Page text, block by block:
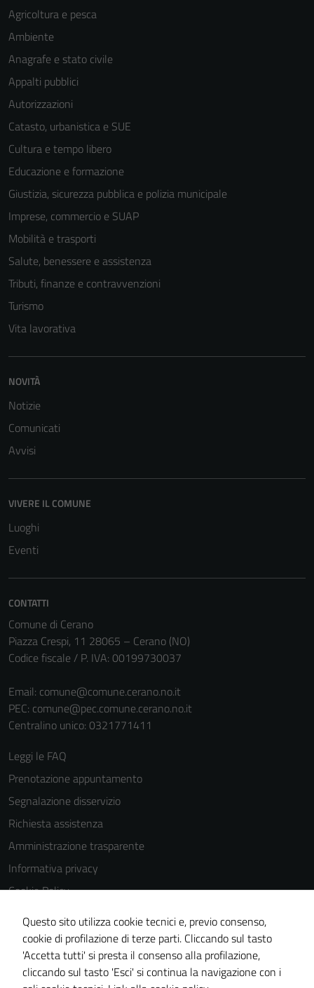
Agricoltura e pesca
Ambiente
Anagrafe e stato civile
Appalti pubblici
Autorizzazioni
Catasto, urbanistica e SUE
Cultura e tempo libero
Educazione e formazione
Giustizia, sicurezza pubblica e polizia municipale
Imprese, commercio e SUAP
Mobilità e trasporti
Salute, benessere e assistenza
Tributi, finanze e contravvenzioni
Turismo
Vita lavorativa
NOVITÀ
Notizie
Comunicati
Avvisi
VIVERE IL COMUNE
Luoghi
Eventi
CONTATTI
Comune di Cerano
Piazza Crespi, 11 28065 – Cerano (NO)
Codice fiscale / P. IVA: 00199730037
Email: comune@comune.cerano.no.it
PEC: comune@pec.comune.cerano.no.it
Centralino unico: 0321771411
Leggi le FAQ
Prenotazione appuntamento
Segnalazione disservizio
Richiesta assistenza
Amministrazione trasparente
Informativa privacy
Cookie Policy
Note legali
Dichiarazione di accessibilità
Piano di miglioramento del sito
Meccanismo di feedback
Questo sito utilizza cookie tecnici e, previo consenso,
cookie di profilazione di terze parti. Cliccando sul tasto
'Accetta tutti' si presta il consenso alla profilazione,
cliccando sul tasto 'Esci' si continua la navigazione con i